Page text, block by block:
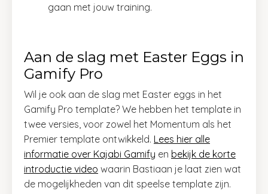
gaan met jouw training.
Aan de slag met Easter Eggs in
Gamify Pro
Wil je ook aan de slag met Easter eggs in het
Gamify Pro template? We hebben het template in
twee versies, voor zowel het Momentum als het
Premier template ontwikkeld. Lees hier alle
informatie over Kajabi Gamify en bekijk de korte
introductie video waarin Bastiaan je laat zien wat
de mogelijkheden van dit speelse template zijn.